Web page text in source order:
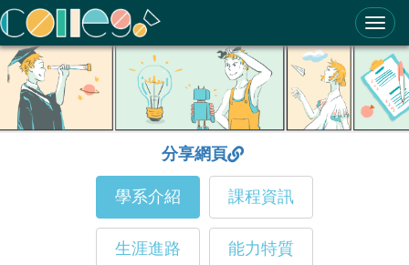
ColleGo! 大學選才與高中育才輔助系統
分享網頁
學系介紹 課程資訊
生涯進路 能力特質